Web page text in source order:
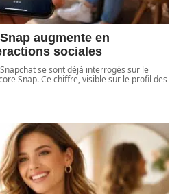
augmente en
sociales
se sont déjà interrogés sur le
Snap. Ce chiffre, visible sur le profil des